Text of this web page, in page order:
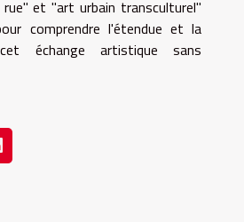
et "art urbain transculturel"
comprendre l'étendue et la
échange artistique sans